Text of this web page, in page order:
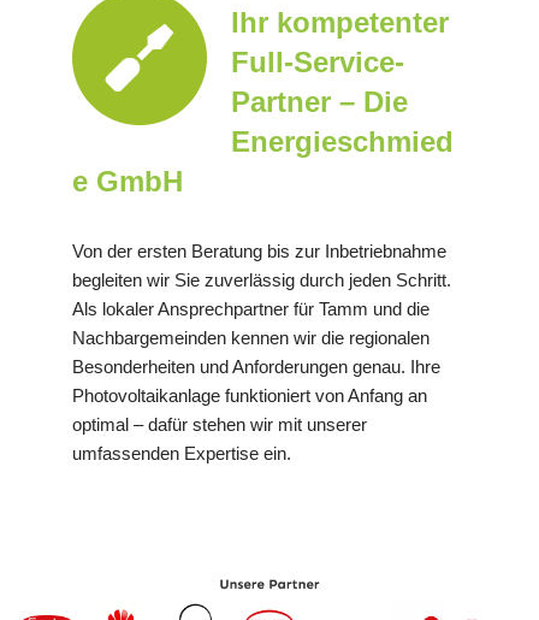
Ihr kompetenter
Full-Service-
Partner – Die
Energieschmied
e GmbH
Von der ersten Beratung bis zur Inbetriebnahme
begleiten wir Sie zuverlässig durch jeden Schritt.
Als lokaler Ansprechpartner für Tamm und die
Nachbargemeinden kennen wir die regionalen
Besonderheiten und Anforderungen genau. Ihre
Photovoltaikanlage funktioniert von Anfang an
optimal – dafür stehen wir mit unserer
umfassenden Expertise ein.